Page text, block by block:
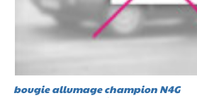
bougie allumage champion N4G